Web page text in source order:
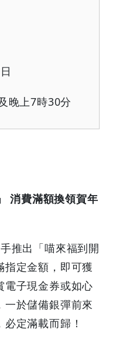
晚上7時30分
消費滿額換領賀年
推出「喵來福到開
定金額，即可獲
電子現金券或如心
於儲備銀彈前來
定滿載而歸！